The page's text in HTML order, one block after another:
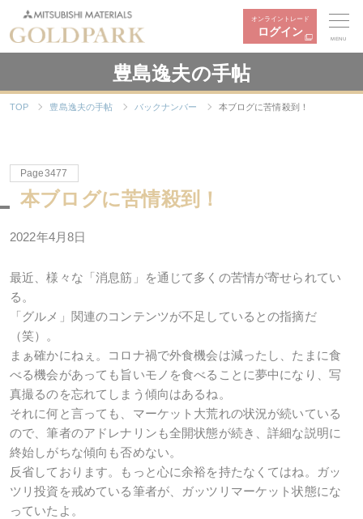
オンライントレード
ログイン
MENU
豊島逸夫の手帖
TOP 豊島逸夫の手帖 バックナンバー 本ブログに苦情殺到！
Page3477
本ブログに苦情殺到！
2022年4月8日
最近、様々な「消息筋」を通じて多くの苦情が寄せられてい
る。
「グルメ」関連のコンテンツが不足しているとの指摘だ
（笑）。
まぁ確かにねぇ。コロナ禍で外食機会は減ったし、たまに食
べる機会があっても旨いモノを食べることに夢中になり、写
真撮るのを忘れてしまう傾向はあるね。
それに何と言っても、マーケット大荒れの状況が続いている
ので、筆者のアドレナリンも全開状態が続き、詳細な説明に
終始しがちな傾向も否めない。
反省しております。もっと心に余裕を持たなくてはね。ガッ
ツリ投資を戒めている筆者が、ガッツリマーケット状態にな
っていたよ。